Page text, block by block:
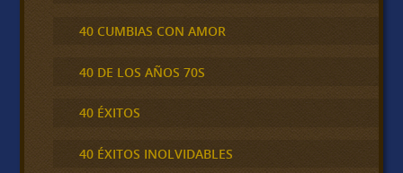
40 CUMBIAS CON AMOR
40 DE LOS AÑOS 70S
40 ÉXITOS
40 ÉXITOS INOLVIDABLES